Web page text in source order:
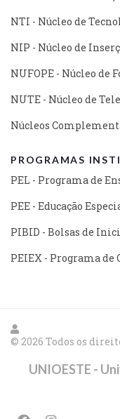
NTI - Núcleo de
NIP - Núcleo de
NUFOPE - Núcleo de
NUTE - Núcleo de
Núcleos
PROGRAMAS
PEL - Programa de
PEE - Educação
PIBID - Bolsas de
PEIEX - Programa de
© 2026 Todos os
UNIOESTE -